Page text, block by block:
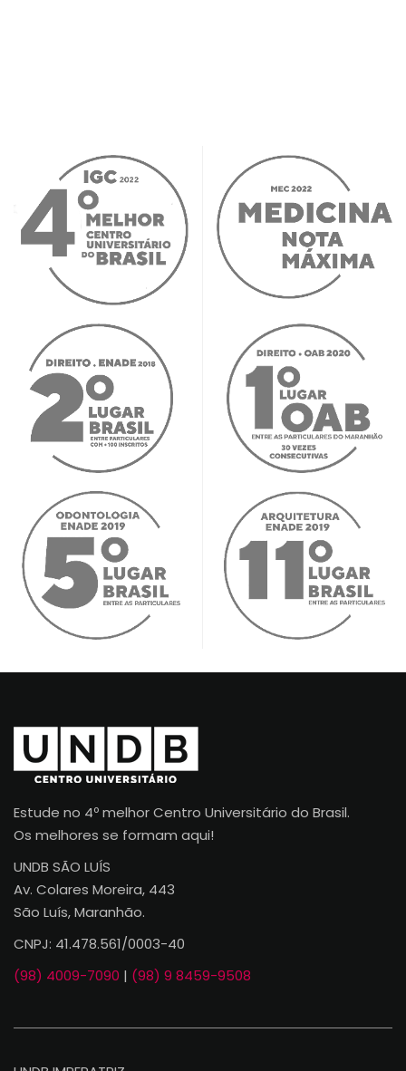
Estude no 4º melhor Centro Universitário do Brasil.
Os melhores se formam aqui!
UNDB SÃO LUÍS
Av. Colares Moreira, 443
São Luís, Maranhão.
CNPJ: 41.478.561/0003-40
(98) 4009-7090 | (98) 9 8459-9508